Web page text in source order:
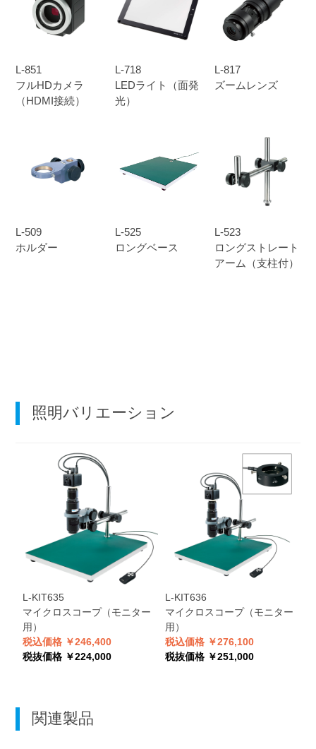
L-851
フルHDカメラ
（HDMI接続）
L-718
LEDライト（面発
光）
L-817
ズームレンズ
L-509
ホルダー
L-525
ロングベース
L-523
ロングストレート
アーム（支柱付）
照明バリエーション
L-KIT635
マイクロスコープ（モニター
用）
税込価格 ￥246,400
税抜価格 ￥224,000
L-KIT636
マイクロスコープ（モニター
用）
税込価格 ￥276,100
税抜価格 ￥251,000
関連製品